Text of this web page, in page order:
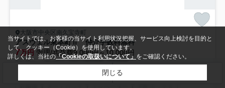
大阪市中央区南久宝寺町
アスヴェル東本町Ⅱ 仲介手数料無料
7万円管理/共益費9,000円～10,000円
22.11㎡～26.42㎡ (1K) /築18年 /15階建
地下鉄長堀鶴見緑地「松屋町」駅 徒歩10分
当サイトでは、お客様の当サイト利用状況把握、サービス向上検討を目的と
して、クッキー（Cookie）を使用しています。
詳しくは、当社の「Cookieの取扱いについて」 をご確認ください。
閉じる